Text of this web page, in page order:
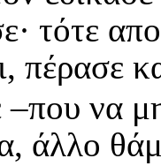
τότε
πέρασε
να
άλλο